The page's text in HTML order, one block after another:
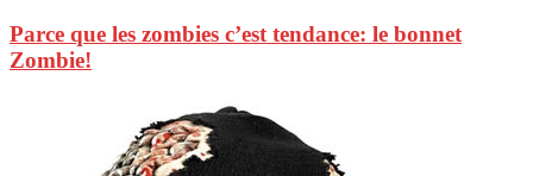
Parce que les zombies c’est tendance: le bonnet
Zombie!